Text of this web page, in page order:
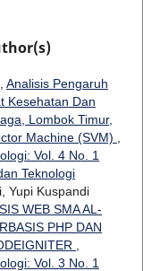
Analisis Pengaruh
Kesehatan Dan
Lombok Timur,
Machine (SVM)
Vol. 4 No. 1
Teknologi
Yupi Kuspandi
WEB SMA AL-
PHP DAN
Vol. 3 No. 1